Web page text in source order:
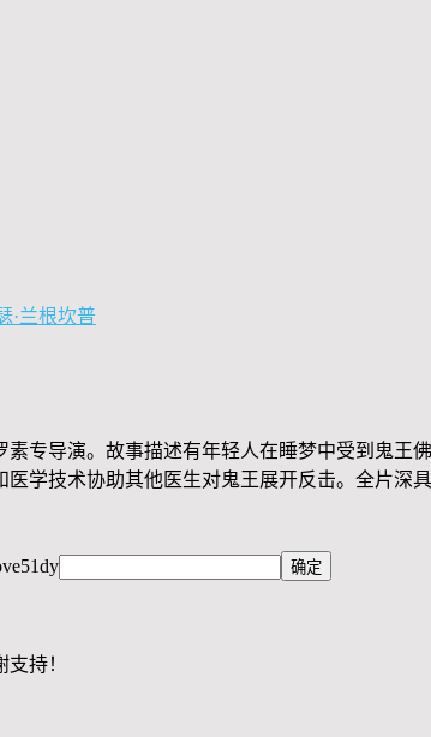
·兰根坎普
专导演。故事描述有年轻人在睡梦中受到鬼王
学技术协助其他医生对鬼王展开反击。全片深
持！